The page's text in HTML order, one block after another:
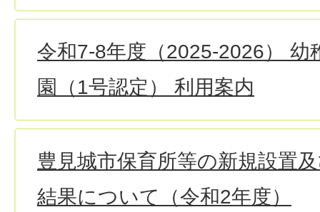
令和7-8年度（2025-2026） 幼
園（1号認定） 利用案内
豊見城市保育所等の新規設置
結果について（令和2年度）